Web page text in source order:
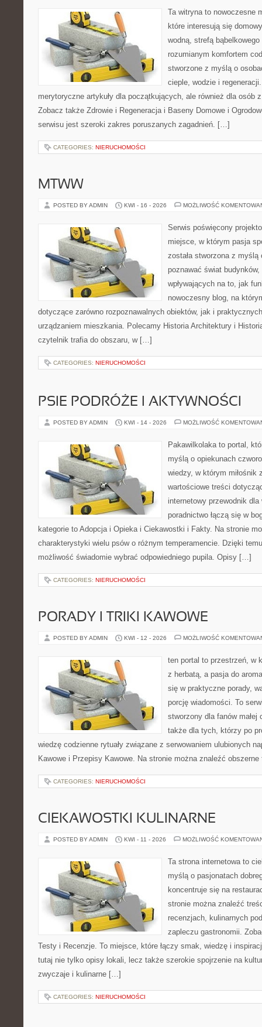
Ta witryna to nowoczesne
które interesują się
wodną, strefą
rozumianym komfortem
stworzone z myślą o
cieple, wodzie i
merytoryczne artykuły dla początkujących, ale również dla osób
Zobacz także Zdrowie i Regeneracja i Baseny Domowe i
serwisu jest szeroki zakres poruszanych zagadnień. […]
CATEGORIES: NIERUCHOMOŚCI
MTWW
POSTED BY ADMIN KWI - 16 - 2026 MOŻLIWOŚĆ
Serwis poświęcony
miejsce, w którym pasja
została stworzona z
poznawać świat
wpływających na to, jak
nowoczesny blog, na
dotyczące zarówno rozpoznawalnych obiektów, jak i
urządzaniem mieszkania. Polecamy Historia Architektury i
czytelnik trafia do obszaru, w […]
CATEGORIES: NIERUCHOMOŚCI
PSIE PODRÓŻE I AKTYWNOŚCI
POSTED BY ADMIN KWI - 14 - 2026 MOŻLIWOŚĆ
Pakawilkolaka to portal,
myślą o opiekunach
wiedzy, w którym miłośnik
wartościowe treści
internetowy przewodnik
poradnictwo łączą się w
kategorie to Adopcja i Opieka i Ciekawostki i Fakty. Na stronie
charakterystyki wielu psów o różnym temperamencie. Dzięki
możliwość świadomie wybrać odpowiedniego pupila. Opisy […]
CATEGORIES: NIERUCHOMOŚCI
PORADY I TRIKI KAWOWE
POSTED BY ADMIN KWI - 12 - 2026 MOŻLIWOŚĆ
ten portal to przestrzeń, w
z herbatą, a pasja do
się w praktyczne porady,
porcję wiadomości. To
stworzony dla fanów
także dla tych, którzy po
wiedzę codzienne rytuały związane z serwowaniem ulubionych
Kawowe i Przepisy Kawowe. Na stronie można znaleźć
CATEGORIES: NIERUCHOMOŚCI
CIEKAWOSTKI KULINARNE
POSTED BY ADMIN KWI - 11 - 2026 MOŻLIWOŚĆ
Ta strona internetowa to
myślą o pasjonatach
koncentruje się na
stronie można znaleźć
recenzjach, kulinarnych
zapleczu gastronomii.
Testy i Recenzje. To miejsce, które łączy smak, wiedzę i
tutaj nie tylko opisy lokali, lecz także szerokie spojrzenie na
zwyczaje i kulinarne […]
CATEGORIES: NIERUCHOMOŚCI